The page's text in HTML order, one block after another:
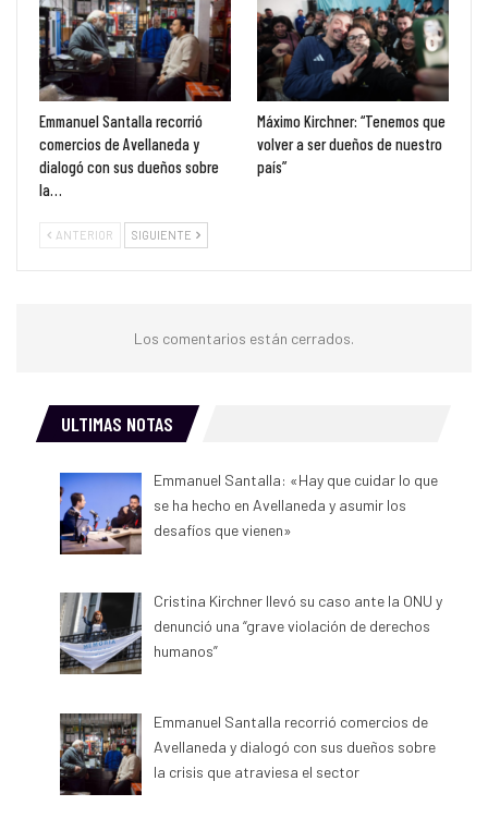
Emmanuel Santalla recorrió
comercios de Avellaneda y
dialogó con sus dueños sobre
la…
Máximo Kirchner: “Tenemos que
volver a ser dueños de nuestro
país”
ANTERIOR SIGUIENTE
Los comentarios están cerrados.
ULTIMAS NOTAS
Emmanuel Santalla: «Hay que cuidar lo que
se ha hecho en Avellaneda y asumir los
desafíos que vienen»
Cristina Kirchner llevó su caso ante la ONU y
denunció una “grave violación de derechos
humanos”
Emmanuel Santalla recorrió comercios de
Avellaneda y dialogó con sus dueños sobre
la crisis que atraviesa el sector